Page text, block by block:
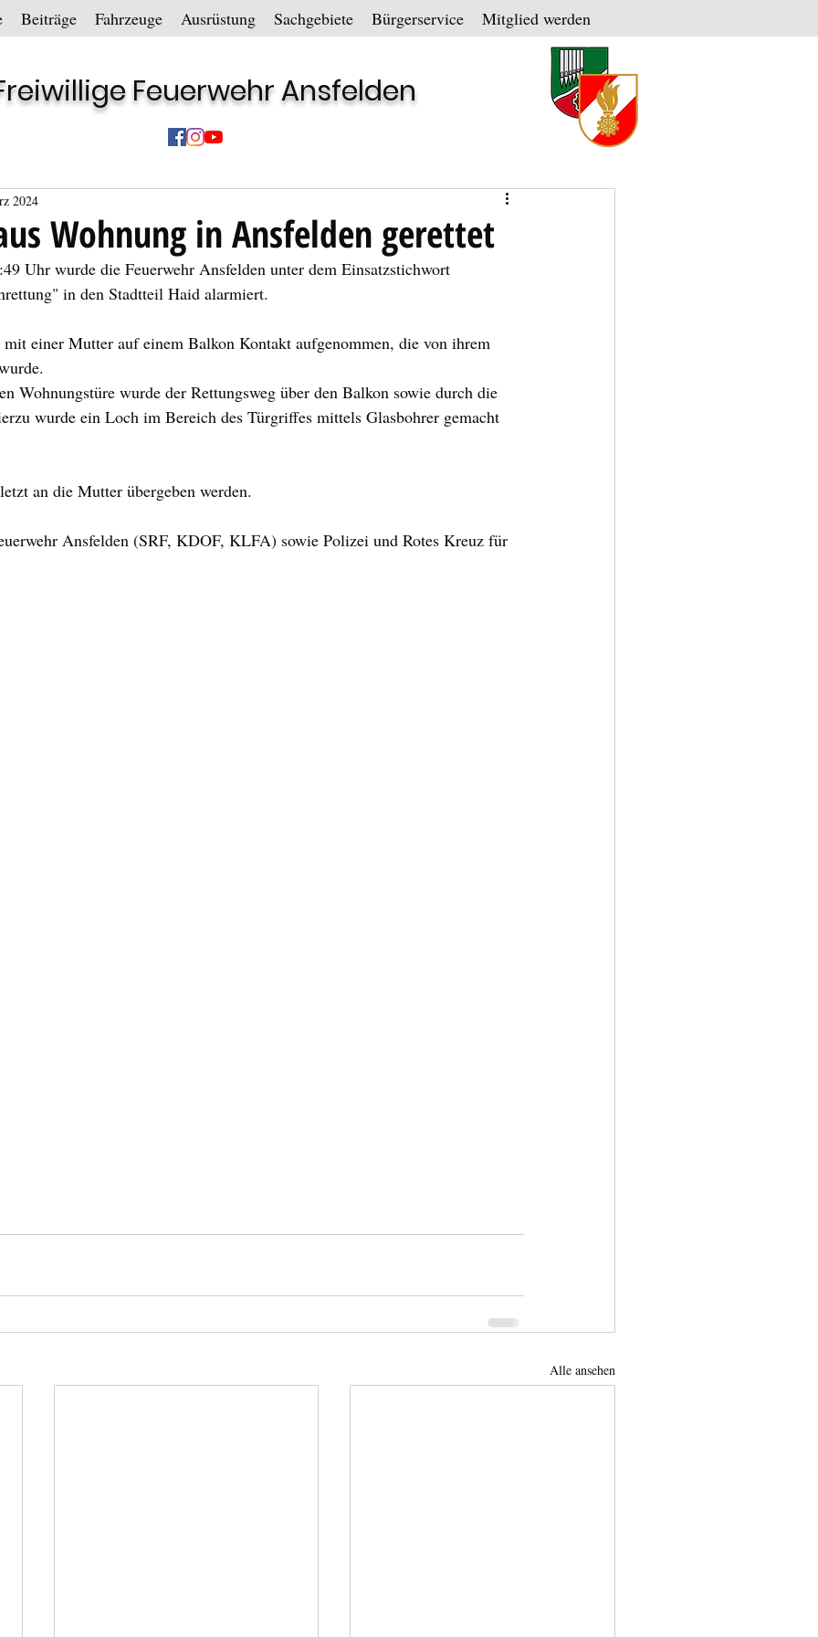
Beiträge Fahrzeuge Ausrüstung Sachgebiete Bürgerservice Mitglied werden
Feuerwehr Ansfelden
Wohnung in Ansfelden gerettet
2024
Uhr wurde die Feuerwehr Ansfelden unter dem Einsatzstichwort
in den Stadtteil Haid alarmiert.
einer Mutter auf einem Balkon Kontakt aufgenommen, die von ihrem
Wohnungstüre wurde der Rettungsweg über den Balkon sowie durch die
wurde ein Loch im Bereich des Türgriffes mittels Glasbohrer gemacht
an die Mutter übergeben werden.
Ansfelden (SRF, KDOF, KLFA) sowie Polizei und Rotes Kreuz für
Alle ansehen